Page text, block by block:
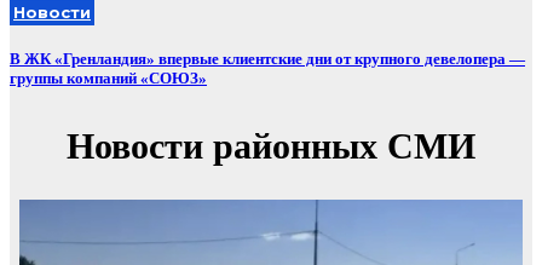
Новости
В ЖК «Гренландия» впервые клиентские дни от крупного девелопера —
группы компаний «СОЮЗ»